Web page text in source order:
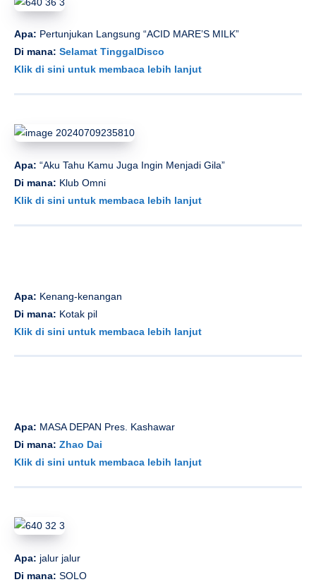
Apa: Pertunjukan Langsung “ACID MARE’S MILK”
Di mana: Selamat TinggalDisco
Klik di sini untuk membaca lebih lanjut
Apa: “Aku Tahu Kamu Juga Ingin Menjadi Gila”
Di mana: Klub Omni
Klik di sini untuk membaca lebih lanjut
Apa: Kenang-kenangan
Di mana: Kotak pil
Klik di sini untuk membaca lebih lanjut
Apa: MASA DEPAN Pres. Kashawar
Di mana: Zhao Dai
Klik di sini untuk membaca lebih lanjut
Apa: jalur jalur
Di mana: SOLO